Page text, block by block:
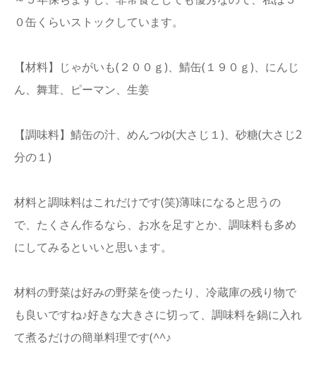
０缶くらいストックしています。
【材料】じゃがいも(２００ｇ)、鯖缶(１９０ｇ)、にんじ
ん、舞茸、ピーマン、生姜
【調味料】鯖缶の汁、めんつゆ(大さじ１)、砂糖(大さじ2
分の１)
材料と調味料はこれだけです(笑)薄味になると思うの
で、たくさん作るなら、お水を足すとか、調味料も多め
にしてみるといいと思います。
材料の野菜は好みの野菜を使ったり、冷蔵庫の残り物で
も良いですね♪好きな大きさに切って、調味料を鍋に入れ
て煮るだけの簡単料理です(^^♪